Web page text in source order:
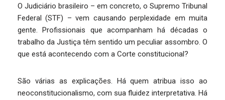
O Judiciário brasileiro – em concreto, o Supremo Tribunal
Federal (STF) – vem causando perplexidade em muita
gente. Profissionais que acompanham há décadas o
trabalho da Justiça têm sentido um peculiar assombro. O
que está acontecendo com a Corte constitucional?
São várias as explicações. Há quem atribua isso ao
neoconstitucionalismo, com sua fluidez interpretativa. Há